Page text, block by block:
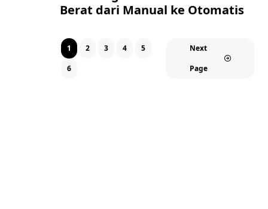
Berat dari Manual ke Otomatis
1 2 3 4
5
6
Next
Page